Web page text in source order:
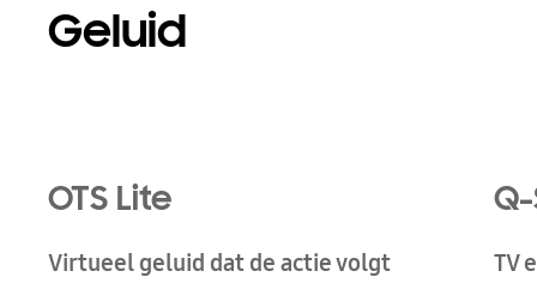
Geluid
OTS Lite
Virtueel geluid dat de actie volgt TV